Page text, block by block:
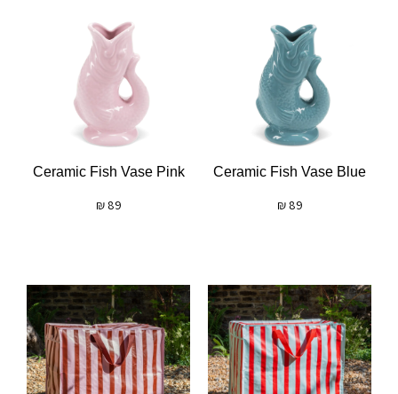
Ceramic Fish Vase Blue
89
₪
Ceramic Fish Vase Pink
89
₪